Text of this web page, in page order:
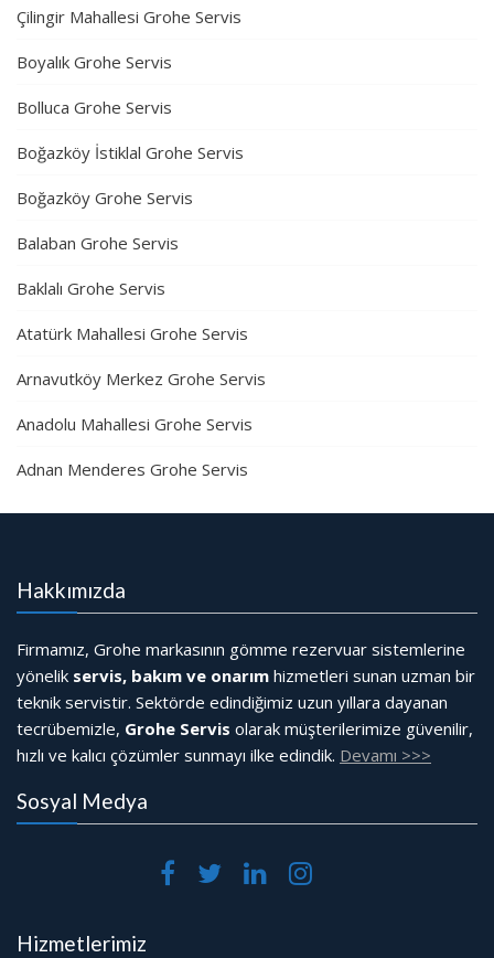
Çilingir Mahallesi Grohe Servis
Boyalık Grohe Servis
Bolluca Grohe Servis
Boğazköy İstiklal Grohe Servis
Boğazköy Grohe Servis
Balaban Grohe Servis
Baklalı Grohe Servis
Atatürk Mahallesi Grohe Servis
Arnavutköy Merkez Grohe Servis
Anadolu Mahallesi Grohe Servis
Adnan Menderes Grohe Servis
Hakkımızda
Firmamız, Grohe markasının gömme rezervuar sistemlerine
yönelik servis, bakım ve onarım hizmetleri sunan uzman bir
teknik servistir. Sektörde edindiğimiz uzun yıllara dayanan
tecrübemizle, Grohe Servis olarak müşterilerimize güvenilir,
hızlı ve kalıcı çözümler sunmayı ilke edindik. Devamı >>>
Sosyal Medya
Hizmetlerimiz